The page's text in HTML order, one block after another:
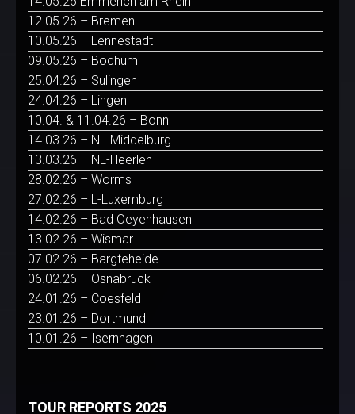
12.05.26 – Bremen
10.05.26 – Lennestadt
09.05.26 – Bochum
25.04.26 – Sulingen
24.04.26 – Lingen
10.04. & 11.04.26 – Bonn
14.03.26 – NL-Middelburg
13.03.26 – NL-Heerlen
28.02.26 – Worms
27.02.26 – L-Luxemburg
14.02.26 – Bad Oeyenhausen
13.02.26 – Wismar
07.02.26 – Bargteheide
06.02.26 – Osnabrück
24.01.26 – Coesfeld
23.01.26 – Dortmund
10.01.26 – Isernhagen
TOUR REPORTS 2025